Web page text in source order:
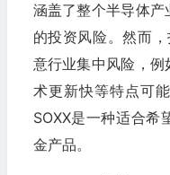
涵盖了整个半导体
的投资风险。然而
意行业集中风险，
术更新快等特点可
SOXX是一种适合希
金产品。